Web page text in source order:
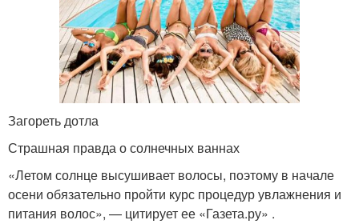
Загореть дотла
Страшная правда о солнечных ваннах
«Летом солнце высушивает волосы, поэтому в начале
осени обязательно пройти курс процедур увлажнения и
питания волос», — цитирует ее «Газета.ру» .